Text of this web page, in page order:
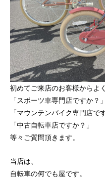
初めてご来店のお客様からよ
「スポーツ車専門店ですか？」
「マウンテンバイク専門店で
「中古自転車店ですか？」
等々ご質問頂きます。
当店は、
自転車の何でも屋です。